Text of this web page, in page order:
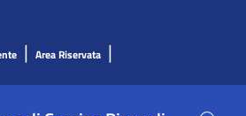
| Area Riservata |